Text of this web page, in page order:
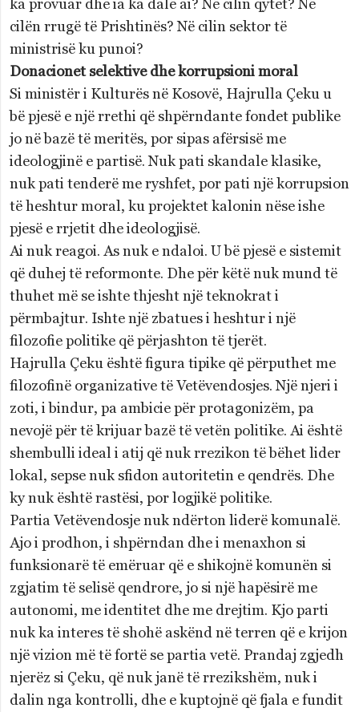
cilën rrugë të Prishtinës? Në cilin sektor të
ministrisë ku punoi?
Donacionet selektive dhe korrupsioni moral
Si ministër i Kulturës në Kosovë, Hajrulla Çeku u
bë pjesë e një rrethi që shpërndante fondet publike
jo në bazë të meritës, por sipas afërsisë me
ideologjinë e partisë. Nuk pati skandale klasike,
nuk pati tenderë me ryshfet, por pati një korrupsion
të heshtur moral, ku projektet kalonin nëse ishe
pjesë e rrjetit dhe ideologjisë.
Ai nuk reagoi. As nuk e ndaloi. U bë pjesë e sistemit
që duhej të reformonte. Dhe për këtë nuk mund të
thuhet më se ishte thjesht një teknokrat i
përmbajtur. Ishte një zbatues i heshtur i një
filozofie politike që përjashton të tjerët.
Hajrulla Çeku është figura tipike që përputhet me
filozofinë organizative të Vetëvendosjes. Një njeri i
zoti, i bindur, pa ambicie për protagonizëm, pa
nevojë për të krijuar bazë të vetën politike. Ai është
shembulli ideal i atij që nuk rrezikon të bëhet lider
lokal, sepse nuk sfidon autoritetin e qendrës. Dhe
ky nuk është rastësi, por logjikë politike.
Partia Vetëvendosje nuk ndërton liderë komunalë.
Ajo i prodhon, i shpërndan dhe i menaxhon si
funksionarë të emëruar që e shikojnë komunën si
zgjatim të selisë qendrore, jo si një hapësirë me
autonomi, me identitet dhe me drejtim. Kjo parti
nuk ka interes të shohë askënd në terren që e krijon
një vizion më të fortë se partia vetë. Prandaj zgjedh
njerëz si Çeku, që nuk janë të rrezikshëm, nuk i
dalin nga kontrolli, dhe e kuptojnë që fjala e fundit